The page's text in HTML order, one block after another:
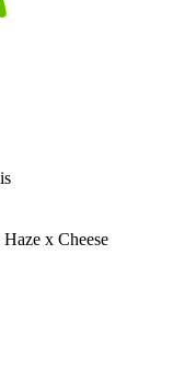
x Cheese